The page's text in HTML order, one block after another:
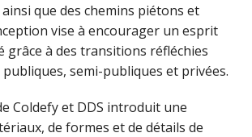
que des chemins piétons et
vise à encourager un esprit
grâce à des transitions réfléchies
semi-publiques et privées.
Coldefy et DDS introduit une
de formes et de détails de